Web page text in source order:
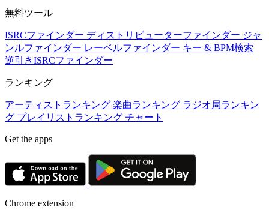
無料ツール
ISRCファインダー ディストリビューターファインダー ジャ
ンルファインダー レーベルファインダー キー & BPM検索
逆引きISRCファインダー
ランキング
アーティストランキング 楽曲ランキング ラジオ局ランキン
グ プレイリストランキング チャート
Get the apps
Chrome extension